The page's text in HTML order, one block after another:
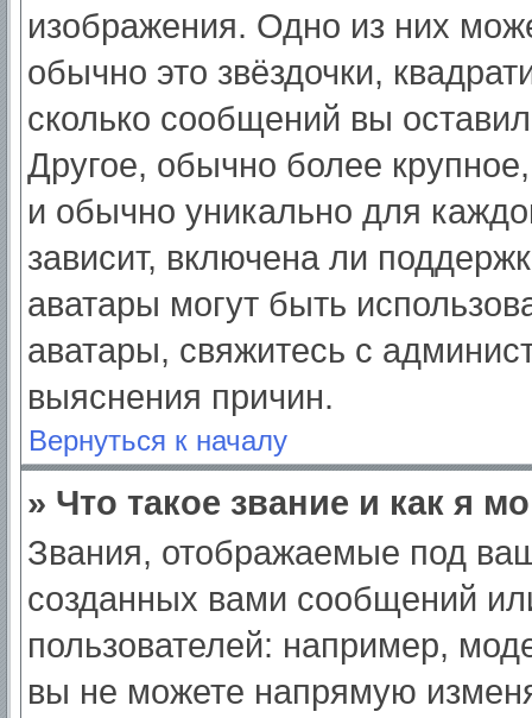
изображения. Одно из них
обычно это звёздочки,
сколько сообщений вы
Другое, обычно более
и обычно уникально для
зависит, включена ли
аватары могут быть
аватары, свяжитесь с
выяснения причин.
Вернуться к началу
» Что такое звание и как я
Звания, отображаемые под
созданных вами сообщений
пользователей: например,
вы не можете напрямую